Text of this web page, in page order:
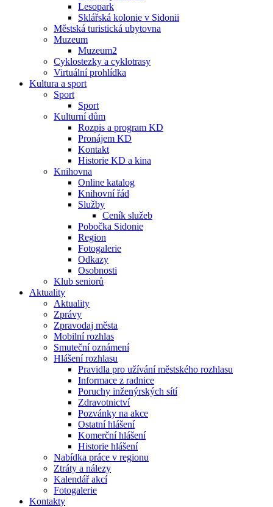
Lesopark
Sklářská kolonie v Sidonii
Městská turistická ubytovna
Muzeum
Muzeum2
Cyklostezky a cyklotrasy
Virtuální prohlídka
Kultura a sport
Sport
Sport
Kulturní dům
Rozpis a program KD
Pronájem KD
Kontakt
Historie KD a kina
Knihovna
Online katalog
Knihovní řád
Služby
Ceník služeb
Pobočka Sidonie
Region
Fotogalerie
Odkazy
Osobnosti
Klub seniorů
Aktuality
Aktuality
Zprávy
Zpravodaj města
Mobilní rozhlas
Smuteční oznámení
Hlášení rozhlasu
Pravidla pro užívání městského rozhlasu
Informace z radnice
Poruchy inženýrských sítí
Zdravotnictví
Pozvánky na akce
Ostatní hlášení
Komerční hlášení
Historie hlášení
Nabídka práce v regionu
Ztráty a nálezy
Kalendář akcí
Fotogalerie
Kontakty